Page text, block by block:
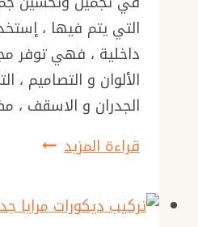
–
سعر
متر
الفوم
–
ديكور
التي يتم فيها ،
داخلية ، فهي توفر
الألوان و التصاميم ،
الجدران و الاسقف ،
قراءة المزيدبويات
بجدة